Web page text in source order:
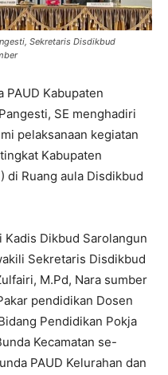
Sekretaris Disdikbud
PAUD Kabupaten
SE menghadiri
pelaksanaan kegiatan
Kabupaten
di Ruang aula Disdikbud
Dikbud Sarolangun
Sekretaris Disdikbud
M.Pd, Nara sumber
pendidikan Dosen
Pendidikan Pokja
Kecamatan se-
PAUD Kelurahan dan